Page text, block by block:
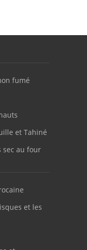
fumé
et Tahiné
sec au four
et les